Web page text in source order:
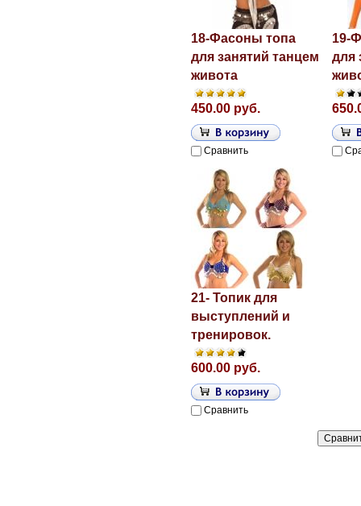
18-Фасоны топа
для занятий танцем
живота
450.00 руб.
Сравнить
19-
для
21- Топик для
выступлений и
тренировок.
600.00 руб.
Сравнить